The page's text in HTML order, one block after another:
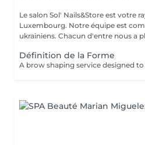
Le salon Sol' Nails&Store est votre
Luxembourg. Notre équipe est composée de PROspécialistes
ukrainiens. Chacun d'entre nous a
Définition de la Forme